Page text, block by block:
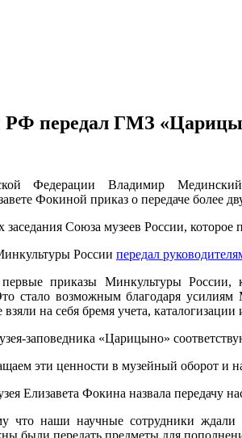
передал ГМЗ
Федерации Владимир Мединский
Фокиной приказ о передаче более
заседания Союза музеев России,
России передал
приказы Минкультуры России,
стало возможным благодаря
на себя бремя учета,
заповедника «Царицыно»
эти ценности в музейный оборот и
Елизавета Фокина назвала передачу
что наши научные сотрудники
были передать предметы для